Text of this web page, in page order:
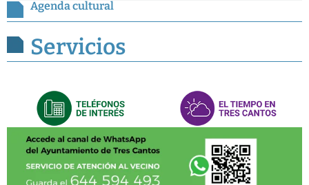
Agenda cultural
Servicios